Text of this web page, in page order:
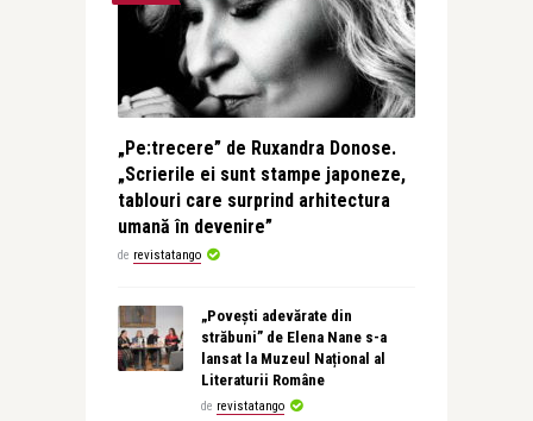
„Pe:trecere” de Ruxandra Donose.
„Scrierile ei sunt stampe japoneze,
tablouri care surprind arhitectura
umană în devenire”
de revistatango
„Povești adevărate din
străbuni” de Elena Nane s-a
lansat la Muzeul Național al
Literaturii Române
de revistatango